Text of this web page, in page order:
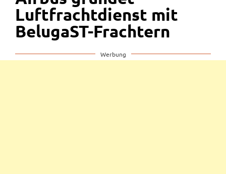
Luftfrachtdienst mit
BelugaST-Frachtern
Werbung